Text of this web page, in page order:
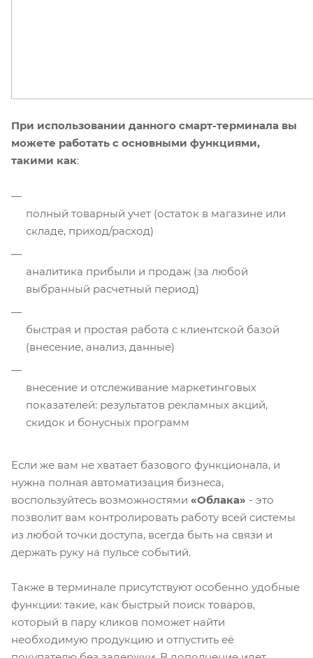
При использовании данного смарт-терминала вы
можете работать с основными функциями,
такими как:
полный товарный учет (остаток в магазине или
складе, приход/расход)
аналитика прибыли и продаж (за любой
выбранный расчетный период)
быстрая и простая работа с клиентской базой
(внесение, анализ, данные)
внесение и отслеживание маркетинговых
показателей: результатов рекламных акций,
скидок и бонусных программ
Если же вам не хватает базового функционала, и
нужна полная автоматизация бизнеса,
воспользуйтесь возможностями «Облака» - это
позволит вам контролировать работу всей системы
из любой точки доступа, всегда быть на связи и
держать руку на пульсе событий.
Также в терминале присутствуют особенно удобные
функции: такие, как быстрый поиск товаров,
который в пару кликов поможет найти
необходимую продукцию и отпустить её